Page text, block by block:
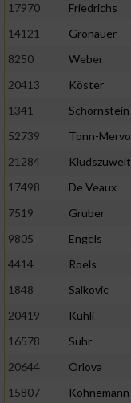
17970
Friedrichs
14121
Gronauer
8250
Weber
20413
Köster
1341
Schornstein
52739
Tonn-Mervo
21284
Kludszuweit
17498
De Veaux
7519
Gruber
9805
Engels
4414
Roels
1848
Salkovic
20419
Kuhli
16578
Suhr
20644
Orlova
15807
Köhnemann